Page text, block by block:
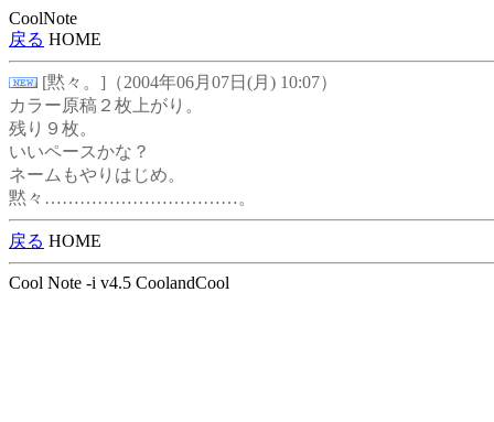
CoolNote
戻る HOME
[黙々。]（2004年06月07日(月) 10:07）
カラー原稿２枚上がり。
残り９枚。
いいペースかな？
ネームもやりはじめ。
黙々……………………………。
戻る HOME
Cool Note -i v4.5 CoolandCool